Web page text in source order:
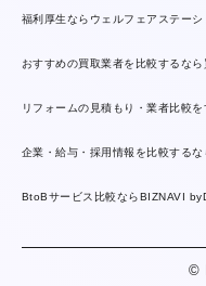
福利厚生ならウェルフェアステーシ
おすすめの買取業者を比較するなら
リフォームの見積もり・業者比較
企業・給与・採用情報を比較する
BtoBサービス比較ならBIZNAVI
©